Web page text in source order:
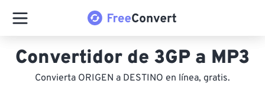
Convertidor de 3GP a MP3
Convierta ORIGEN a DESTINO en línea, gratis.